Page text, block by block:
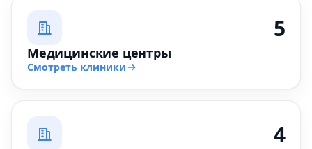
5
Медицинские центры
Смотреть клиники
4